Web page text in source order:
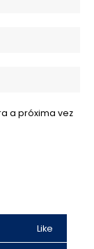
a próxima vez
Like